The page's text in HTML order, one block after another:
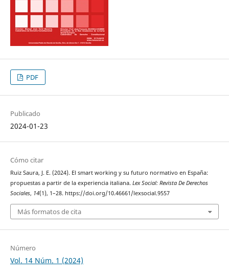
PDF
Publicado
2024-01-23
Cómo citar
Ruiz Saura, J. E. (2024). El smart working y su futuro normativo en España:
propuestas a partir de la experiencia italiana. Lex Social: Revista De Derechos
Sociales, 14(1), 1–28. https://doi.org/10.46661/lexsocial.9557
Más formatos de cita
Número
Vol. 14 Núm. 1 (2024)